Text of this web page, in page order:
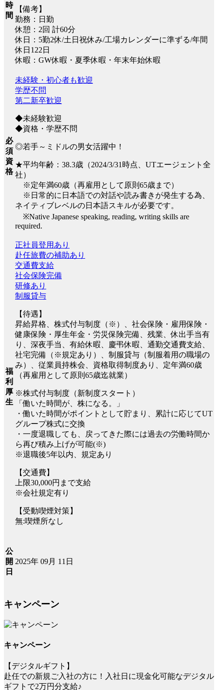
時
間
【備考】
勤務：日勤
休憩：2回 計60分
休日：5勤2休/土日祝休み/工場カレンダーに準ずる/年間
休日122日
休暇：GW休暇・夏季休暇・年末年始休暇
必
須
資
格
未経験・初心者も歓迎
学歴不問
第二新卒歓迎
◆未経験歓迎
◆資格・学歴不問
◎若手～ミドルの男女活躍中！
★平均年齢：38.3歳（2024/3/31時点、UTエージェント全
社）
※定年満60歳（再雇用として原則65歳まで）
※日常的に日本語での対話や読み書きが発生する為、
ネイティブレベルの日本語スキルが必要です。
※Native Japanese speaking, reading, writing skills are
required.
福
利
厚
生
正社員登用あり
赴任旅費の補助あり
交通費支給
社会保険完備
研修あり
制服貸与
【待遇】
昇給昇格、株式付与制度（※）、社会保険・雇用保険・
健康保険・厚生年金・労災保険完備、残業、休出手当有
り、深夜手当、有給休暇、慶弔休暇、通勤交通費支給、
社宅完備（※規定あり）、制服貸与（制服着用の職場の
み）、従業員持株会、資格取得制度あり、定年満60歳
（再雇用として原則65歳迄就業）
※株式付与制度（新制度スタート）
「働いた時間が、株になる。」
・働いた時間がポイントとして貯まり、累計に応じてUT
グループ株式に交換
・一度退職しても、戻ってきた際には過去の労働時間か
ら再び積み上げが可能(※)
※退職後5年以内、規定あり
【交通費】
上限30,000円まで支給
※会社規定有り
【受動喫煙対策】
無:喫煙所なし
公
開
日
2025年 09月 11日
キャンペーン
キャンペーン
【デジタルギフト】
赴任での新規ご入社の方に！入社日に現金化可能なデジタル
ギフトで2万円分支給♪